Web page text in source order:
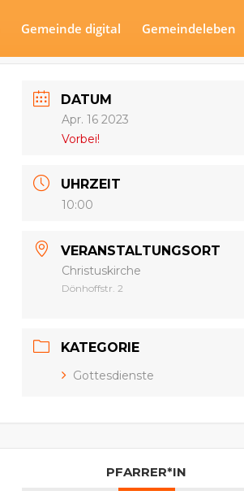
Gemeinde digital Gemeindeleben
DATUM
Apr. 16 2023
Vorbei!
UHRZEIT
10:00
VERANSTALTUNGSORT
Christuskirche
Dönhoffstr. 2
KATEGORIE
Gottesdienste
PFARRER*IN